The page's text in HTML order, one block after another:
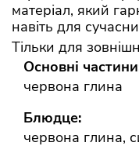
матеріал, який
навіть для
Тільки для
Основні
червона глина
Блюдце:
червона глина,